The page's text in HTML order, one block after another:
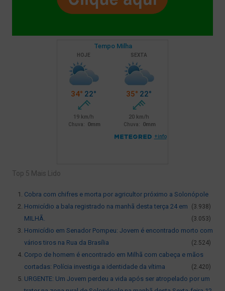
Top 5 Mais Lido
Cobra com chifres e morta por agricultor próximo a Solonópole
(3.938)
Homicídio a bala registrado na manhã desta terça 24 em
MILHÃ.
(3.053)
Homicídio em Senador Pompeu: Jovem é encontrado morto com
vários tiros na Rua da Brasília
(2.524)
Corpo de homem é encontrado em Milhã com cabeça e mãos
cortadas: Polícia investiga a identidade da vítima
(2.420)
URGENTE: Um Jovem perdeu a vida após ser atropelado por um